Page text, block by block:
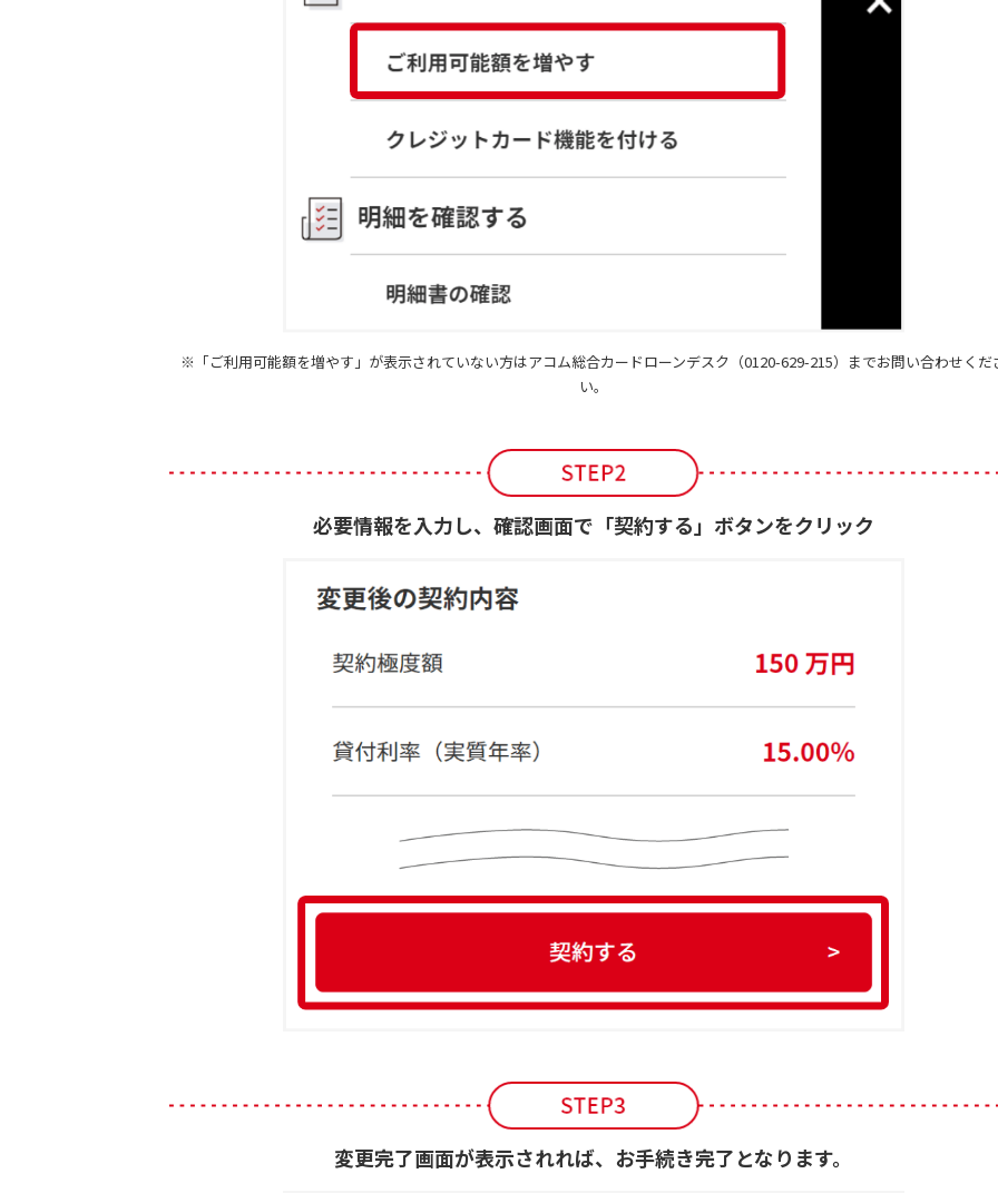
※「ご利用可能額を増やす」が表示されていない方はアコム総合カードローンデスク（0120-629-215）までお問い合わせくだ
い。
必要情報を入力し、確認画面で「契約する」ボタンをクリック
変更完了画面が表示されれば、お手続き完了となります。